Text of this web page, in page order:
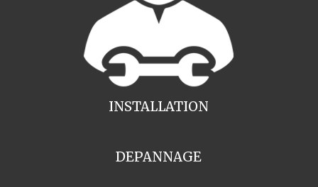
INSTALLATION
DEPANNAGE